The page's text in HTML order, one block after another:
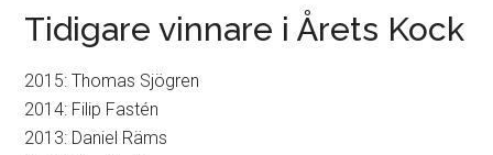
Tidigare vinnare i Årets Kock
2015: Thomas Sjögren
2014: Filip Fastén
2013: Daniel Räms